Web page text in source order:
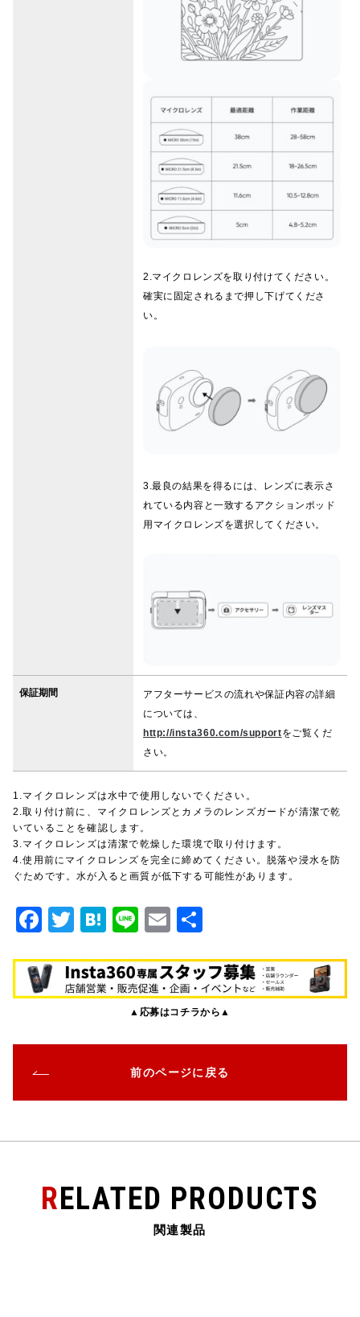
2.マイクロレンズを取り付けてください。
確実に固定されるまで押し下げてくださ
い。
3.最良の結果を得るには、レンズに表示さ
れている内容と一致するアクションポッド
用マイクロレンズを選択してください。
保証期間
アフターサービスの流れや保証内容の詳細
については、
http://insta360.com/supportをご覧くだ
さい。
1.マイクロレンズは水中で使用しないでください。
2.取り付け前に、マイクロレンズとカメラのレンズガードが清潔で乾
いていることを確認します。
3.マイクロレンズは清潔で乾燥した環境で取り付けます。
4.使用前にマイクロレンズを完全に締めてください。脱落や浸水を防
ぐためです。水が入ると画質が低下する可能性があります。
F
c
e
o
o
k
T
it
te
H
e
n
Li
e
E
ai
l
▲応募はコチラから▲
前のページに戻る
RELATED PRODUCTS
関連製品